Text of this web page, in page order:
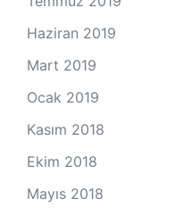
Haziran 2019
Mart 2019
Ocak 2019
Kasım 2018
Ekim 2018
Mayıs 2018